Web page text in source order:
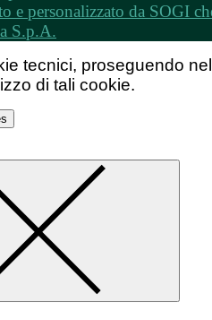
e personalizzato da SOGI
S.p.A.
tecnici, proseguendo
di tali cookie.